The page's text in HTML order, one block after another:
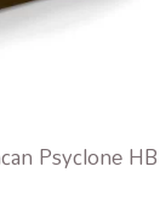
Psyclone HB